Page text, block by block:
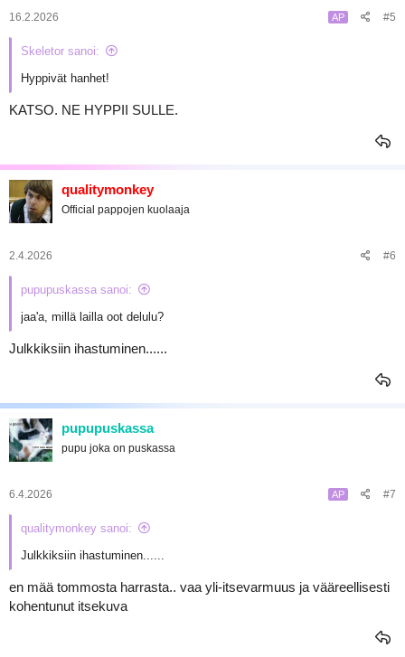
16.2.2026 AP #5
Skeletor sanoi:
Hyppivät hanhet!
KATSO. NE HYPPII SULLE.
qualitymonkey
Official pappojen kuolaaja
2.4.2026 #6
pupupuskassa sanoi:
jaa'a, millä lailla oot delulu?
Julkkiksiin ihastuminen......
pupupuskassa
pupu joka on puskassa
6.4.2026 AP #7
qualitymonkey sanoi:
Julkkiksiin ihastuminen......
en mää tommosta harrasta.. vaa yli-itsevarmuus ja vääreellisesti
kohentunut itsekuva